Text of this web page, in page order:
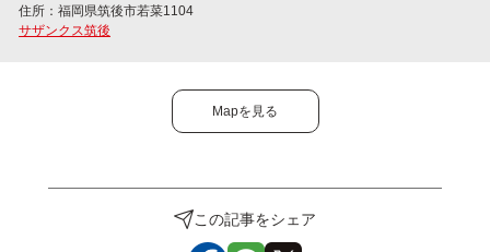
住所：福岡県筑後市若菜1104
サザンクス筑後
Mapを見る
この記事をシェア